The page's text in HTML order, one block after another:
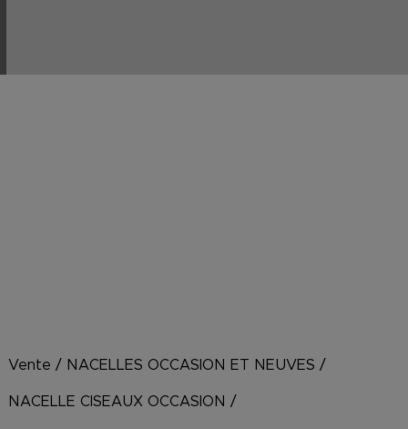
Vente / NACELLES OCCASION ET NEUVES /
NACELLE CISEAUX OCCASION /